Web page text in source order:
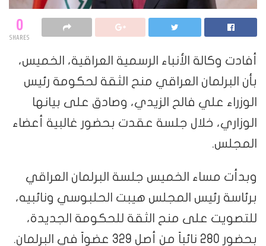
0
SHARES
أفادت وكالة الأنباء الرسمية العراقية، الخميس،
بأن البرلمان العراقي منح الثقة لحكومة رئيس
الوزراء علي فالح الزيدي، وصادق على بيانها
الوزاري، خلال جلسة عقدت بحضور غالبية أعضاء
المجلس.
وبدأت مساء الخميس جلسة البرلمان العراقي
برئاسة رئيس المجلس هيبت الحلبوسي ونائبيه،
للتصويت على منح الثقة للحكومة الجديدة،
بحضور 280 نائباً من أصل 329 عضواً في البرلمان.